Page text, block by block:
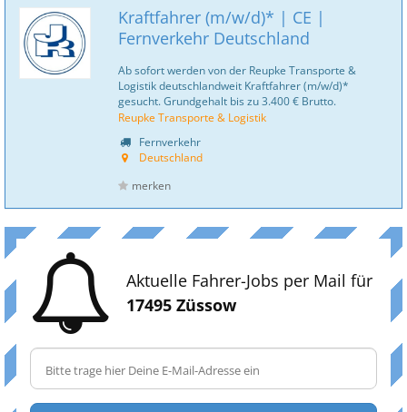
Kraftfahrer (m/w/d)* | CE |
Fernverkehr Deutschland
Ab sofort werden von der Reupke Transporte &
Logistik deutschlandweit Kraftfahrer (m/w/d)*
gesucht. Grundgehalt bis zu 3.400 € Brutto.
Reupke Transporte & Logistik
Fernverkehr
Deutschland
merken
Aktuelle Fahrer-Jobs per Mail für
17495 Züssow